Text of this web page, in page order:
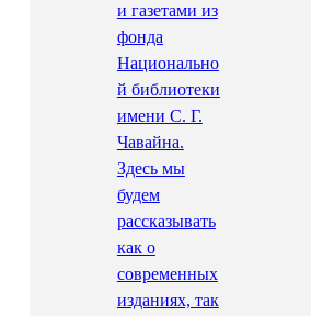
и газетами из
фонда
Национально
й библиотеки
имени С. Г.
Чавайна.
Здесь мы
будем
рассказывать
как о
современных
изданиях, так